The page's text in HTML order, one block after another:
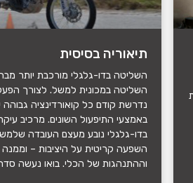
תיאוריה בסיסית
השליטה בדו-גלגלי מורכבת יותר
השליטה במכונית למשל. לצורך
נדרשת קודם כל קואורדינציה גבוהה
באמצעי התיפעול השונים. מרכיב
בדו-גלגלי נובע מעצם העובדה
השפעה קריטית על היציבות –
וההתנהגות של הכלי. בואו נעשה